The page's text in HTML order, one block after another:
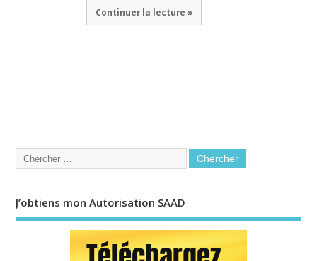
Continuer la lecture »
J’obtiens mon Autorisation SAAD